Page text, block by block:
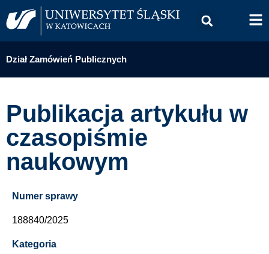
Dział Zamówień Publicznych
Publikacja artykułu w
czasopiśmie
naukowym
Numer sprawy
188840/2025
Kategoria